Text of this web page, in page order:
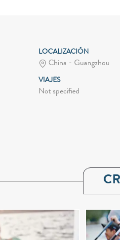
LOCALIZACIÓN
China - Guangzhou
VIAJES
Not specified